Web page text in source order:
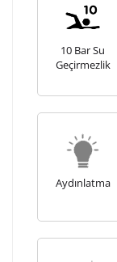
10 Bar Su
Geçirmezlik
Aydınlatma